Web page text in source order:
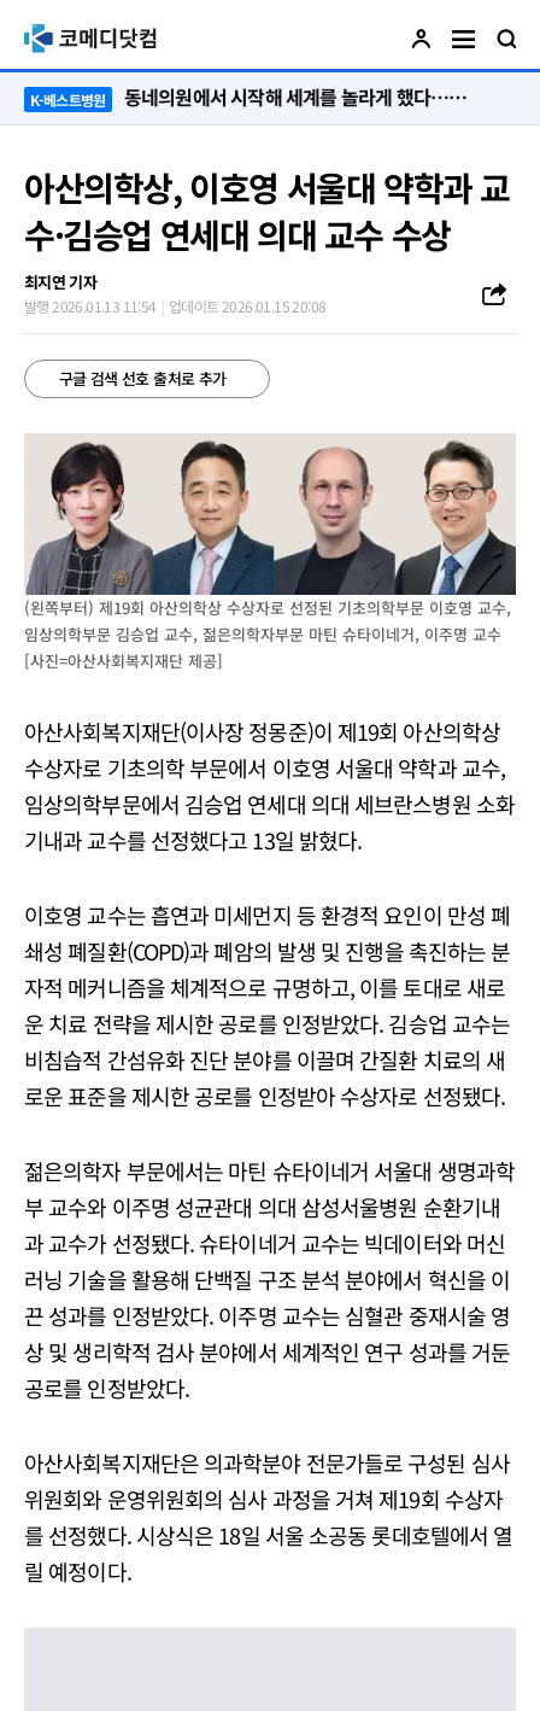
K-베스트병원 “절대 먼저 말하지 않아요. 대신 먼저 듣습니다”
아산의학상, 이호영 서울대 약학과 교
수·김승업 연세대 의대 교수 수상
최지연 기자
발행 2026.01.13 11:54 업데이트 2026.01.15 20:08
구글 검색 선호 출처로 추가
(왼쪽부터) 제19회 아산의학상 수상자로 선정된 기초의학부문 이호영 교수,
임상의학부문 김승업 교수, 젊은의학자부문 마틴 슈타이네거, 이주명 교수
[사진=아산사회복지재단 제공]
아산사회복지재단(이사장 정몽준)이 제19회 아산의학상
수상자로 기초의학 부문에서 이호영 서울대 약학과 교수,
임상의학부문에서 김승업 연세대 의대 세브란스병원 소화
기내과 교수를 선정했다고 13일 밝혔다.
이호영 교수는 흡연과 미세먼지 등 환경적 요인이 만성 폐
쇄성 폐질환(COPD)과 폐암의 발생 및 진행을 촉진하는 분
자적 메커니즘을 체계적으로 규명하고, 이를 토대로 새로
운 치료 전략을 제시한 공로를 인정받았다. 김승업 교수는
비침습적 간섬유화 진단 분야를 이끌며 간질환 치료의 새
로운 표준을 제시한 공로를 인정받아 수상자로 선정됐다.
젊은의학자 부문에서는 마틴 슈타이네거 서울대 생명과학
부 교수와 이주명 성균관대 의대 삼성서울병원 순환기내
과 교수가 선정됐다. 슈타이네거 교수는 빅데이터와 머신
러닝 기술을 활용해 단백질 구조 분석 분야에서 혁신을 이
끈 성과를 인정받았다. 이주명 교수는 심혈관 중재시술 영
상 및 생리학적 검사 분야에서 세계적인 연구 성과를 거둔
공로를 인정받았다.
아산사회복지재단은 의과학분야 전문가들로 구성된 심사
위원회와 운영위원회의 심사 과정을 거쳐 제19회 수상자
를 선정했다. 시상식은 18일 서울 소공동 롯데호텔에서 열
릴 예정이다.